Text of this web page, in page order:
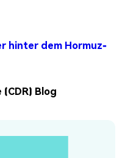
hinter dem Hormuz-
Blog